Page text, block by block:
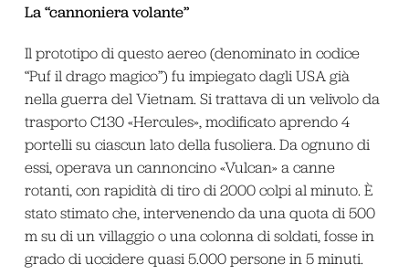
La “cannoniera volante”
Il prototipo di questo aereo (denominato in codice
“Puf il drago magico”) fu impiegato dagli USA già
nella guerra del Vietnam. Si trattava di un velivolo da
trasporto C130 «Hercules», modificato aprendo 4
portelli su ciascun lato della fusoliera. Da ognuno di
essi, operava un cannoncino «Vulcan» a canne
rotanti, con rapidità di tiro di 2000 colpi al minuto. È
stato stimato che, intervenendo da una quota di 500
m su di un villaggio o una colonna di soldati, fosse in
grado di uccidere quasi 5.000 persone in 5 minuti.